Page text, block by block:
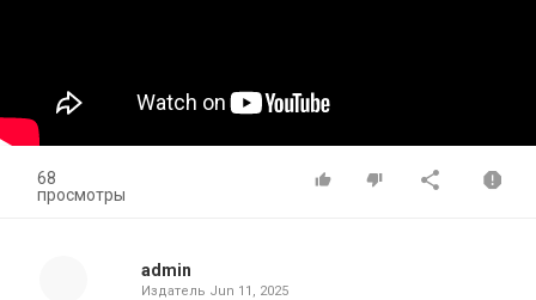
68
просмотры
admin
Издатель Jun 11, 2025